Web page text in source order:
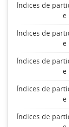
Índices de
e
Índices de
e
Índices de
e
Índices de
e
Índices de